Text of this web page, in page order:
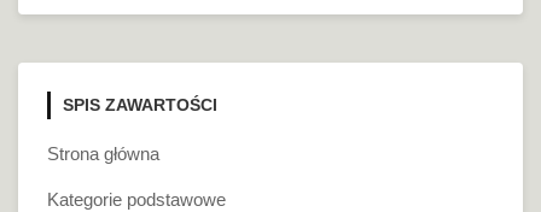
SPIS ZAWARTOŚCI
Strona główna
Kategorie podstawowe